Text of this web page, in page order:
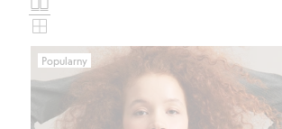
układ
karty
produktu
zdjęcia
Popularny